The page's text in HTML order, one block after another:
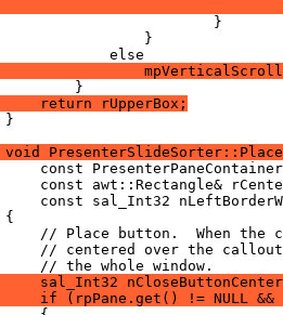
return rUpperBox;
}
void
sal_Int32
if (rpPane.get() != NULL &&